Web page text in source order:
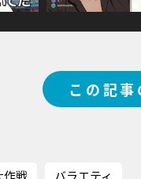
この記事
作戦 バラエティ